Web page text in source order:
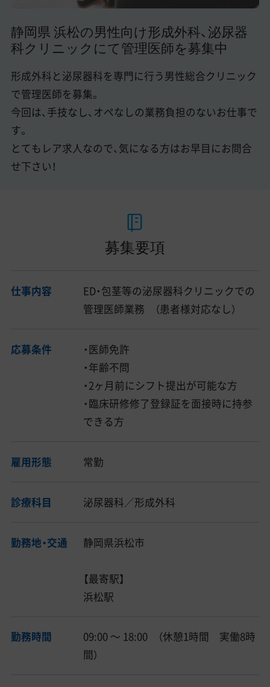
よくあるご質問
医師採用ご担当者様・その他問い合わせ
静岡県 浜松の男性向け形成外科、泌尿器
科クリニックにて管理医師を募集中
形成外科と泌尿器科を専門に行う男性総合クリニック
で管理医師を募集。
今回は、手技なし、オペなしの業務負担のないお仕事で
す。
とてもレア求人なので、気になる方はお早目にお問合
せ下さい！
募集要項
仕事内容
ED・包茎等の泌尿器科クリニックでの
管理医師業務 （患者様対応なし）
応募条件
・医師免許
・年齢不問
・2ヶ月前にシフト提出が可能な方
・臨床研修修了登録証を面接時に持参
できる方
雇用形態 常勤
診療科目 泌尿器科／形成外科
勤務地・交通 静岡県浜松市
【最寄駅】
浜松駅
勤務時間
09:00 〜 18:00 （休憩1時間 実働8時
間）